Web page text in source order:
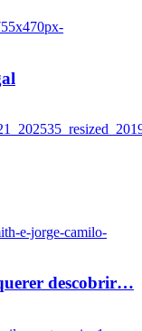
e-jorge-camilo-
descobrir…